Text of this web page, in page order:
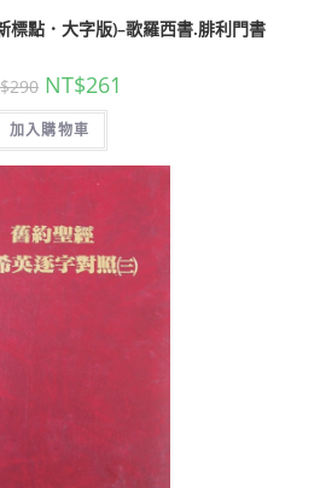
標點．大字版)–歌羅西書.腓利門書
290 NT$261
加入購物車